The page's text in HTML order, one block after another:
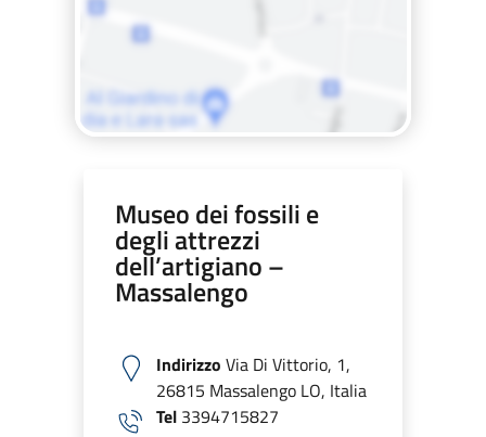
Museo dei fossili e
degli attrezzi
dell’artigiano –
Massalengo
Indirizzo Via Di Vittorio, 1,
26815 Massalengo LO, Italia
Tel3394715827